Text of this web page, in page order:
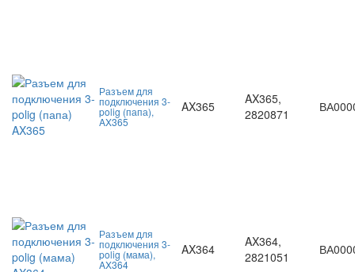
Разъем для
подключения 3-
polig (папа),
AX365
AX365
AX365,
2820871
Разъем для
подключения 3-
polig (мама),
AX364
AX364
AX364,
2821051